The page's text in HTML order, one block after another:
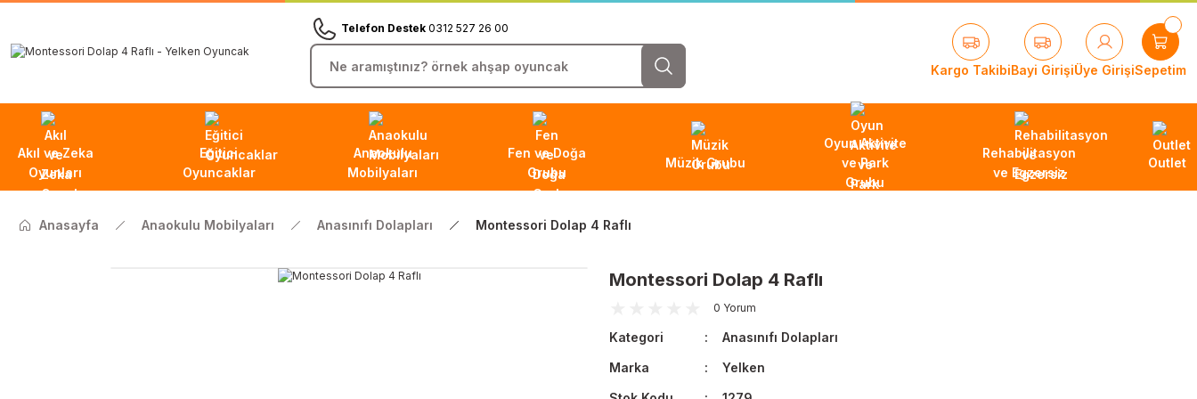
Telefon Destek 0312 527 26 00
Kargo TakibiBayi GirişiÜye GirişiSepetim
Akıl ve Zeka
Oyunları
Eğitici
Oyuncaklar
Anaokulu
Mobilyaları
Fen ve Doğa
Grubu
Müzik Grubu
Oyun Aktivite
ve Park
Grubu
Rehabilitasyon
ve Egzersiz
Outlet
Anasayfa Anaokulu Mobilyaları Anasınıfı Dolapları Montessori Dolap 4 Raflı
Montessori Dolap 4 Raflı
0 Yorum
Kategori
Anasınıfı Dolapları
Marka
Yelken